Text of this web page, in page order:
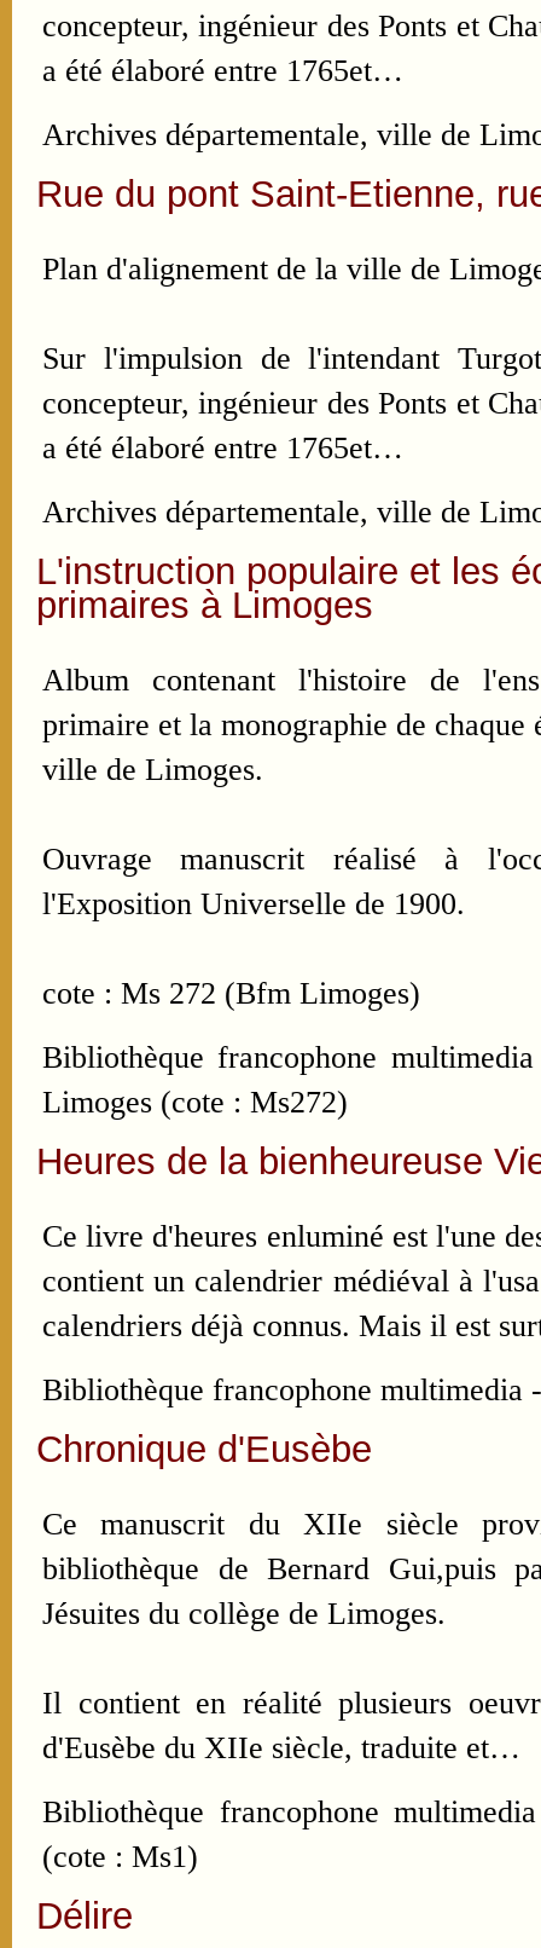
concepteur, ingénieur des Ponts et
a été élaboré entre 1765et…
Archives départementale, ville de
Rue du pont Saint-Etienne,
Plan d'alignement de la ville de
Sur l'impulsion de l'intendant
concepteur, ingénieur des Ponts et
a été élaboré entre 1765et…
Archives départementale, ville de
L'instruction populaire et les
primaires à Limoges
Album contenant l'histoire de
primaire et la monographie de chaque
ville de Limoges.
Ouvrage manuscrit réalisé à
l'Exposition Universelle de 1900.
cote : Ms 272 (Bfm Limoges)
Bibliothèque francophone
Limoges (cote : Ms272)
Heures de la bienheureuse
Ce livre d'heures enluminé est l'une
contient un calendrier médiéval à
calendriers déjà connus. Mais il est
Bibliothèque francophone
Chronique d'Eusèbe
Ce manuscrit du XIIe siècle
bibliothèque de Bernard Gui,puis
Jésuites du collège de Limoges.
Il contient en réalité plusieurs
d'Eusèbe du XIIe siècle, traduite et…
Bibliothèque francophone
(cote : Ms1)
Délire